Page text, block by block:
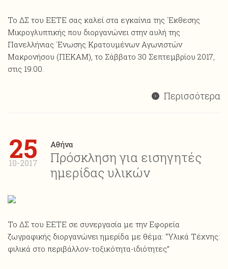
Το ΔΣ του ΕΕΤΕ σας καλεί στα εγκαίνια της ΄Εκθεσης
Μικρογλυπτικής που διοργανώνει στην αυλή της
Πανελλήνιας ΄Ενωσης Κρατουμένων Αγωνιστών
Μακρονήσου (ΠΕΚΑΜ), το Σάββατο 30 Σεπτεμβρίου 2017,
στις 19:00.
Περισσότερα
25
10-2017
Αθήνα
Πρόσκληση για εισηγητές
ημερίδας υλικών
Το ΔΣ του ΕΕΤΕ σε συνεργασία με την Εφορεία
ζωγραφικής διοργανώνει ημερίδα με θέμα: “Υλικά Τέχνης:
φιλικά στο περιβάλλον-τοξικότητα-ιδιότητες”